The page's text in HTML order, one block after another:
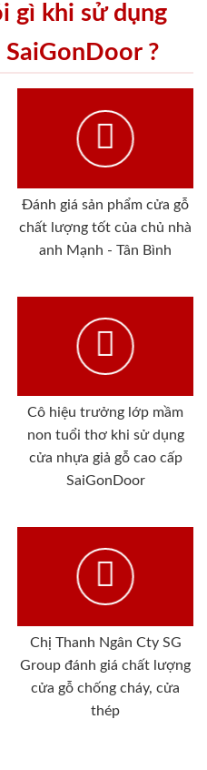
gì khi sử dụng
?
Đánh giá sản phẩm cửa gỗ
chất lượng tốt của chủ nhà
anh Mạnh - Tân Bình
Cô hiệu trưởng lớp mầm
non tuổi thơ khi sử dụng
cửa nhựa giả gỗ cao cấp
SaiGonDoor
Chị Thanh Ngân Cty SG
Group đánh giá chất lượng
cửa gỗ chống cháy, cửa
thép